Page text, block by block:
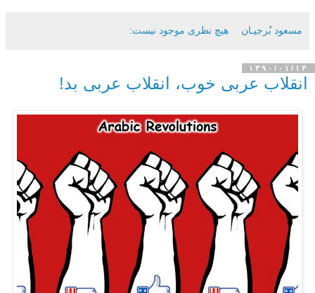
مسعود بُرجيـان هیچ نظری موجود نیست:
۱۳۹۰/۰۱/۱۳
انقلاب عربی خوب، انقلاب عربی بد!